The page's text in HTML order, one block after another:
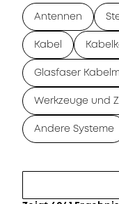
Antennen
Kabel
Glasfaser
Werkzeuge und
Andere Systeme